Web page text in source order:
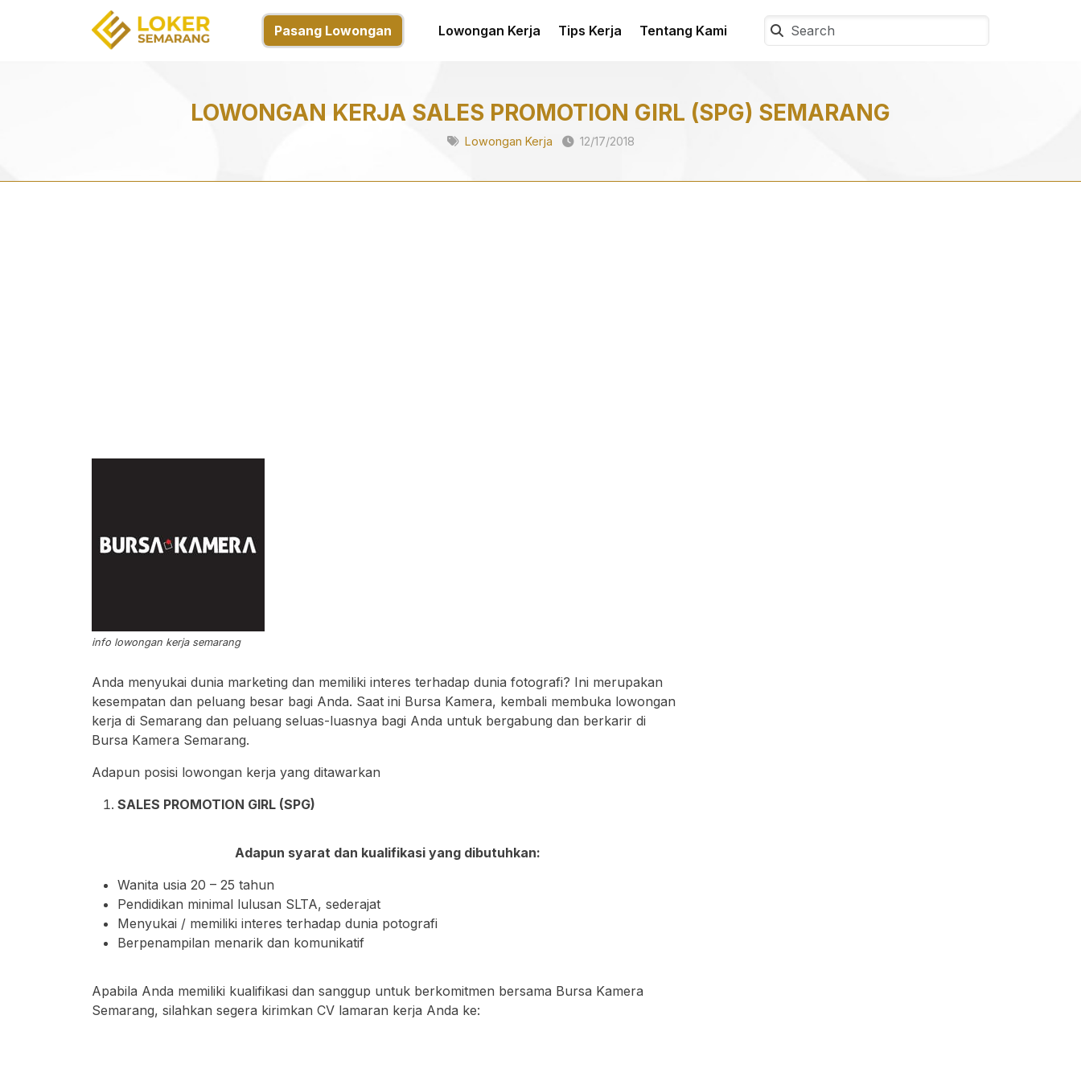
Pasang Lowongan Lowongan Kerja Tips Kerja Tentang Kami
LOWONGAN KERJA SALES PROMOTION GIRL (SPG) SEMARANG
Lowongan Kerja 12/17/2018
info lowongan kerja semarang
Anda menyukai dunia marketing dan memiliki interes terhadap dunia fotografi? Ini merupakan
kesempatan dan peluang besar bagi Anda. Saat ini Bursa Kamera, kembali membuka lowongan
kerja di Semarang dan peluang seluas-luasnya bagi Anda untuk bergabung dan berkarir di
Bursa Kamera Semarang.
Adapun posisi lowongan kerja yang ditawarkan
SALES PROMOTION GIRL (SPG)
Adapun syarat dan kualifikasi yang dibutuhkan:
Wanita usia 20 – 25 tahun
Pendidikan minimal lulusan SLTA, sederajat
Menyukai / memiliki interes terhadap dunia potografi
Berpenampilan menarik dan komunikatif
Apabila Anda memiliki kualifikasi dan sanggup untuk berkomitmen bersama Bursa Kamera
Semarang, silahkan segera kirimkan CV lamaran kerja Anda ke: